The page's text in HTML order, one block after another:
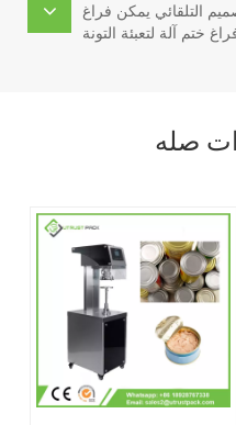
التلقائي يمكن فراغ
ختم آلة لتعبئة التونة
صله